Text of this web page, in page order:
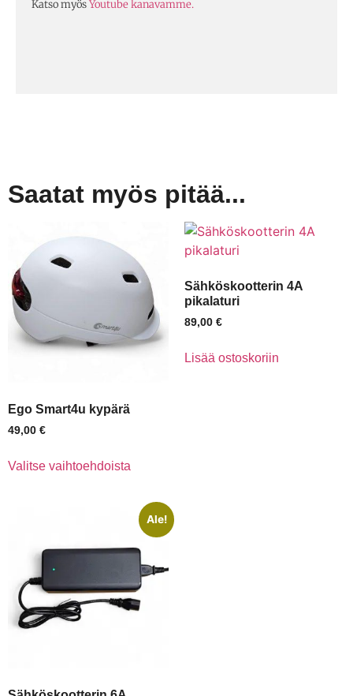
Katso myösYoutube kanavamme.
Saatat myös pitää...
Ego Smart4u kypärä
49,00 €
Valitse vaihtoehdoista
Sähköskootterin 4A
pikalaturi
89,00 €
Lisää ostoskoriin
Ale!